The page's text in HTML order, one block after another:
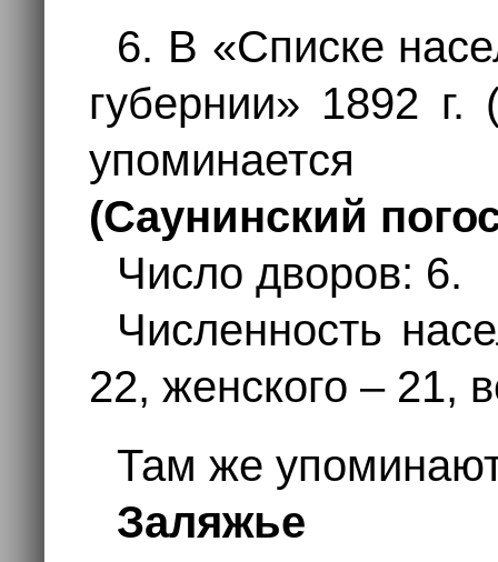
6. В «Списке
губернии» 1892
(Саунинский
Число дворов: 6.
Численность
22, женского – 21,
Там же
Заляжье